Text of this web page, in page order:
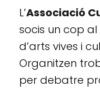
L’Associació
socis un cop
d’arts vives i
Organitzen
per debatre